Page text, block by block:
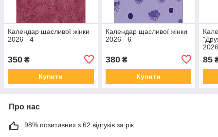
Календар щасливої жінки
2026 - 4
350 ₴
Купити
Календар щасливої жінки
2026 - 6
380₴
Купити
85
Про нас
98% позитивних з 62 відгуків за рік